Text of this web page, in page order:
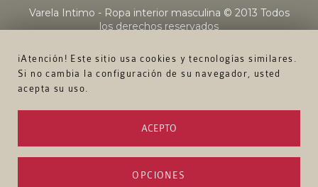
¡Atención! Este sitio usa cookies y tecnologías similares.
Si no cambia la configuración de su navegador, usted
acepta su uso.
ACEPTO
OPCIONES
Varela Intimo - Ropa interior masculina © 2013 Todos
los derechos reservados